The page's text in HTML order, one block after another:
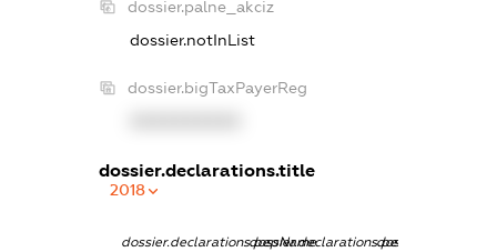
dossier.palne_akciz
dossier.notInList
dossier.bigTaxPayerReg
dossier.declarations.title
2018
dossier.declarations.pepNamedossier.declarations.personName